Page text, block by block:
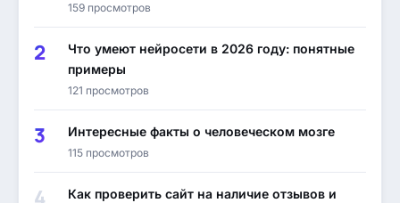
159 просмотров
Что умеют нейросети в 2026 году: понятные
примеры
121 просмотров
Интересные факты о человеческом мозге
115 просмотров
Как проверить сайт на наличие отзывов и